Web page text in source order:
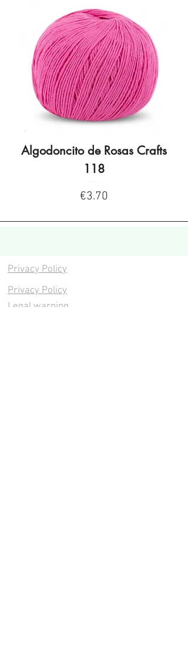
Algodoncito de Rosas Crafts
118
Price
€3.70
Privacy Policy
Privacy Policy
Legal warning